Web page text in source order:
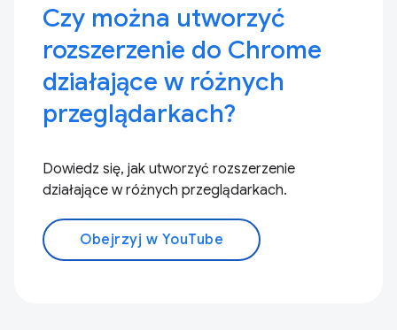
Czy można utworzyć
rozszerzenie do Chrome
działające w różnych
przeglądarkach?
Dowiedz się, jak utworzyć rozszerzenie
działające w różnych przeglądarkach.
Obejrzyj w YouTube